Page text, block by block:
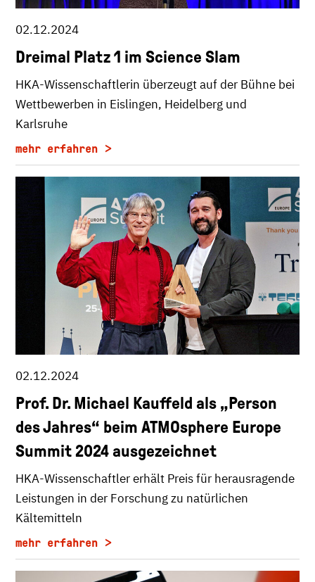
02.12.2024
Dreimal Platz 1 im Science Slam
HKA-Wissenschaftlerin überzeugt auf der Bühne bei
Wettbewerben in Eislingen, Heidelberg und
Karlsruhe
mehr erfahren
02.12.2024
Prof. Dr. Michael Kauffeld als „Person
des Jahres“ beim ATMOsphere Europe
Summit 2024 ausgezeichnet
HKA-Wissenschaftler erhält Preis für herausragende
Leistungen in der Forschung zu natürlichen
Kältemitteln
mehr erfahren